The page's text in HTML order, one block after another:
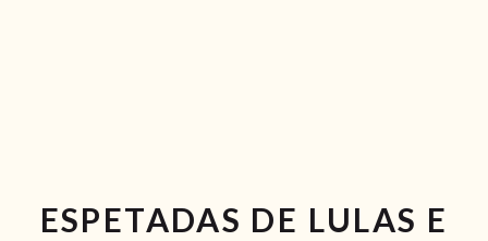
ESPETADAS DE LULAS E